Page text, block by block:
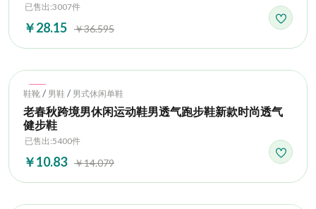
已售出:3007件
￥28.15 ￥36.595
Hot
鞋靴 / 男鞋 / 男式休闲单鞋
老春秋跨境男休闲运动鞋男透气跑步鞋新款时尚透气
健步鞋
已售出:5400件
￥10.83 ￥14.079